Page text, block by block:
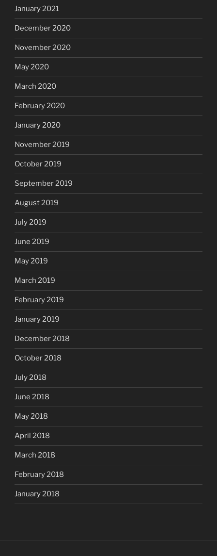
January 2021
December 2020
November 2020
May 2020
March 2020
February 2020
January 2020
November 2019
October 2019
September 2019
August 2019
July 2019
June 2019
May 2019
March 2019
February 2019
January 2019
December 2018
October 2018
July 2018
June 2018
May 2018
April 2018
March 2018
February 2018
January 2018